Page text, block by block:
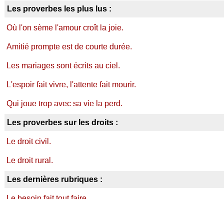
Les proverbes les plus lus :
Où l'on sème l'amour croît la joie.
Amitié prompte est de courte durée.
Les mariages sont écrits au ciel.
L'espoir fait vivre, l'attente fait mourir.
Qui joue trop avec sa vie la perd.
Les proverbes sur les droits :
Le droit civil.
Le droit rural.
Les dernières rubriques :